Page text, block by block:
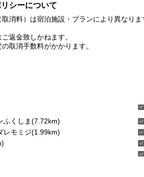
シーについて
消料）は宿泊施設・プランにより異なり
返金致しかねます。
取消手数料がかかります。
ふくしま(7.72km)
レモミジ(1.99km)